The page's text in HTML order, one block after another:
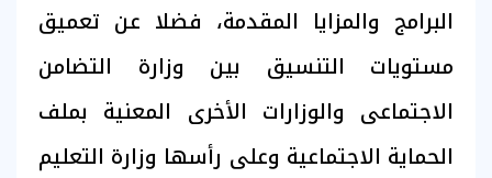
البرامج والمزايا المقدمة، فضلا عن تعميق
مستويات التنسيق بين وزارة التضامن
الاجتماعى والوزارات الأخرى المعنية بملف
الحماية الاجتماعية وعلى رأسها وزارة التعليم